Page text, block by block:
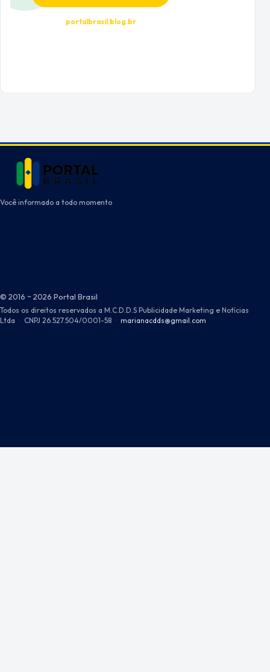
portalbrasil.blog.br
Você informado a todo momento
© 2016 ~ 2026 Portal Brasil
Todos os direitos reservados a M.C.D.D.S Publicidade Marketing e Notícias
Ltda · CNPJ 26.527.504/0001-58 · marianacdds@gmail.com